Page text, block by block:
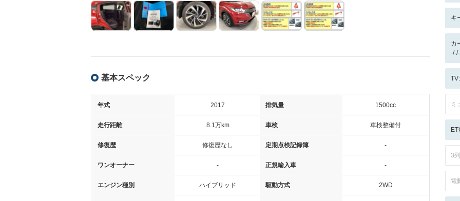
基本スペック
年式 2017 排気量 1500cc
走行距離 8.1万km 車検 車検整備付
修復歴 修復歴なし 定期点検記録簿 -
ワンオーナー - 正規輸入車 -
エンジン種別 ハイブリッド 駆動方式 2WD
キ
カ
ミ
3
電